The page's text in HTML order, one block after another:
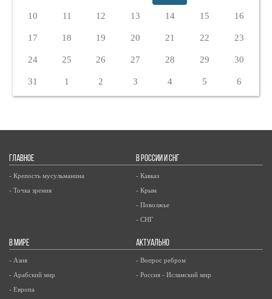
10 11 12 13 14 15 16
17 18 19 20 21 22 23
24 25 26 27 28 29 30
31 1 2 3 4 5 6
ГЛАВНОЕ
- Крепость мусульманина
- Точка зрения
В РОССИИ И СНГ
- Кавказ
- Крым
- Поволжье
- СНГ
В МИРЕ
- Азия
- Арабский мир
- Европа
АКТУАЛЬНО
- Вопрос ребром
- Россия - Исламский мир